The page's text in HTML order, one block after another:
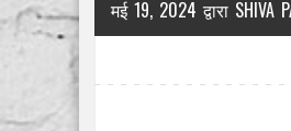
मई 19, 2024 द्वारा SHIVA